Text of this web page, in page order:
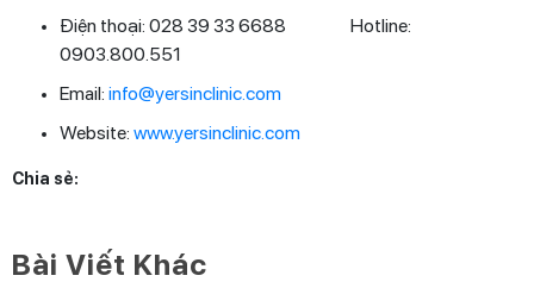
Điện thoại: 028 39 33 6688 Hotline:
0903.800.551
Email: info@yersinclinic.com
Website: www.yersinclinic.com
Chia sẻ:
Bài Viết Khác